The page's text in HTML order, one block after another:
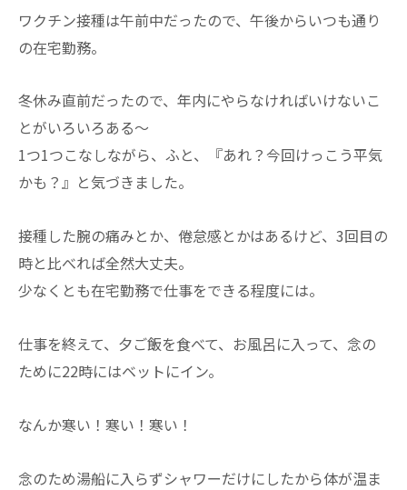
ワクチン接種は午前中だったので、午後からいつも通り
の在宅勤務。
冬休み直前だったので、年内にやらなければいけないこ
とがいろいろある～
1つ1つこなしながら、ふと、『あれ？今回けっこう平気
かも？』と気づきました。
接種した腕の痛みとか、倦怠感とかはあるけど、3回目の
時と比べれば全然大丈夫。
少なくとも在宅勤務で仕事をできる程度には。
仕事を終えて、夕ご飯を食べて、お風呂に入って、念の
ために22時にはベットにイン。
なんか寒い！寒い！寒い！
念のため湯船に入らずシャワーだけにしたから体が温ま